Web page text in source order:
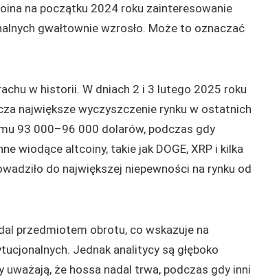
na początku 2024 roku zainteresowanie
gwałtownie wzrosło. Może to oznaczać
w historii. W dniach 2 i 3 lutego 2025 roku
największe wyczyszczenie rynku w ostatnich
93 000–96 000 dolarów, podczas gdy
wiodące altcoiny, takie jak DOGE, XRP i kilka
do największej niepewności na rynku od
przedmiotem obrotu, co wskazuje na
Jednak analitycy są głęboko
że hossa nadal trwa, podczas gdy inni